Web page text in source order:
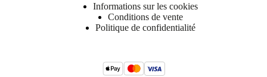
Informations sur les cookies
Conditions de vente
Politique de confidentialité